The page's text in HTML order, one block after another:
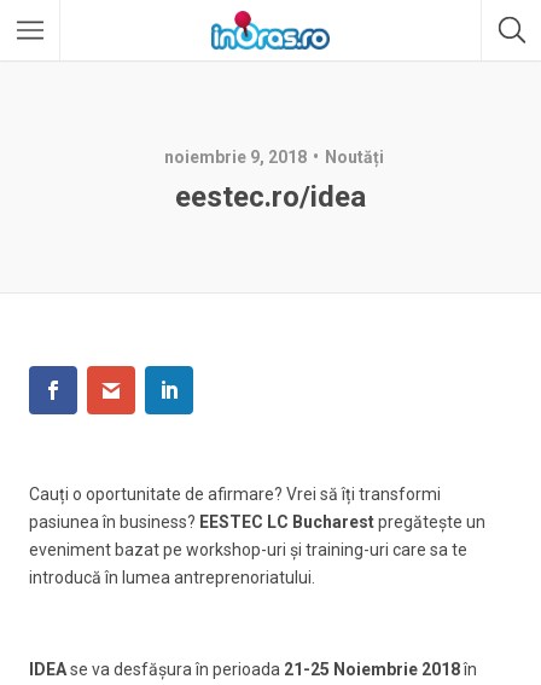
noiembrie 9, 2018 Noutăți
eestec.ro/idea
Cauți o oportunitate de afirmare? Vrei să îți transformi
pasiunea în business? EESTEC LC Bucharestpregătește un
eveniment bazat pe workshop-uri și training-uri care sa te
introducă în lumea antreprenoriatului.
IDEAse va desfășura în perioada 21-25 Noiembrie 2018în